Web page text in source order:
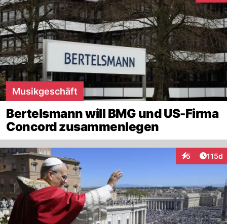
Musikgeschäft
Bertelsmann will BMG und US-Firma
Concord zusammenlegen
5
Interaktionen
115d